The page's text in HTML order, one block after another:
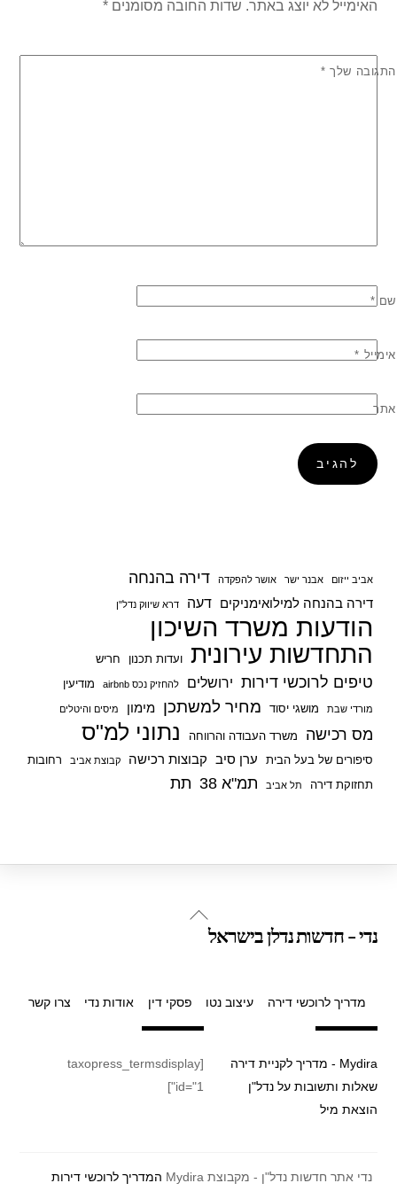
האימייל לא יוצג באתר. שדות החובה מסומנים*
התגובה שלך *
שם *
אימייל *
אתר
אביב ייזום אבנר ישר אושר להפקדה דירה בהנחה
דירה בהנחה למילואימניקים דעה דרא שיווק נדל"ן
הודעות משרד השיכון
התחדשות עירונית ועדות תכנון חריש
טיפים לרוכשי דירות ירושלים להחזיק נכס airbnb מודיעין
מורדי שבת מושגי יסוד מחיר למשתכן מימון מיסים והיטלים
מס רכישה משרד העבודה והרווחה נתוני למ"ס
סיפורים של בעל הבית ערן סיב קבוצות רכישה קבוצת אביב
רחובות
תחזוקת דירה
תל אביב תמ"א 38 תת
Back
נדי - חדשות נדלן בישראל
מדריך לרוכשי דירה עיצוב נטו פסקי דין אודות נדי צרו קשר
Mydira - מדריך לקניית דירה
שאלות ותשובות על נדל"ן
הוצאת מיל
[taxopress_termsdisplay
id="1"]
נדי אתר חדשות נדל"ן - מקבוצת Mydira המדריך לרוכשי דירות